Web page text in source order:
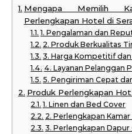
Mengapa Memilih
Perlengkapan Hotel di
1. Pengalaman dan
2. Produk Berkualitas
3. Harga Kompetitif
4. Layanan Pelanggan
5. Pengiriman Cepat
Produk Perlengkapan
1. Linen dan Bed Cover
2. Perlengkapan Kamar
3. Perlengkapan Dapur